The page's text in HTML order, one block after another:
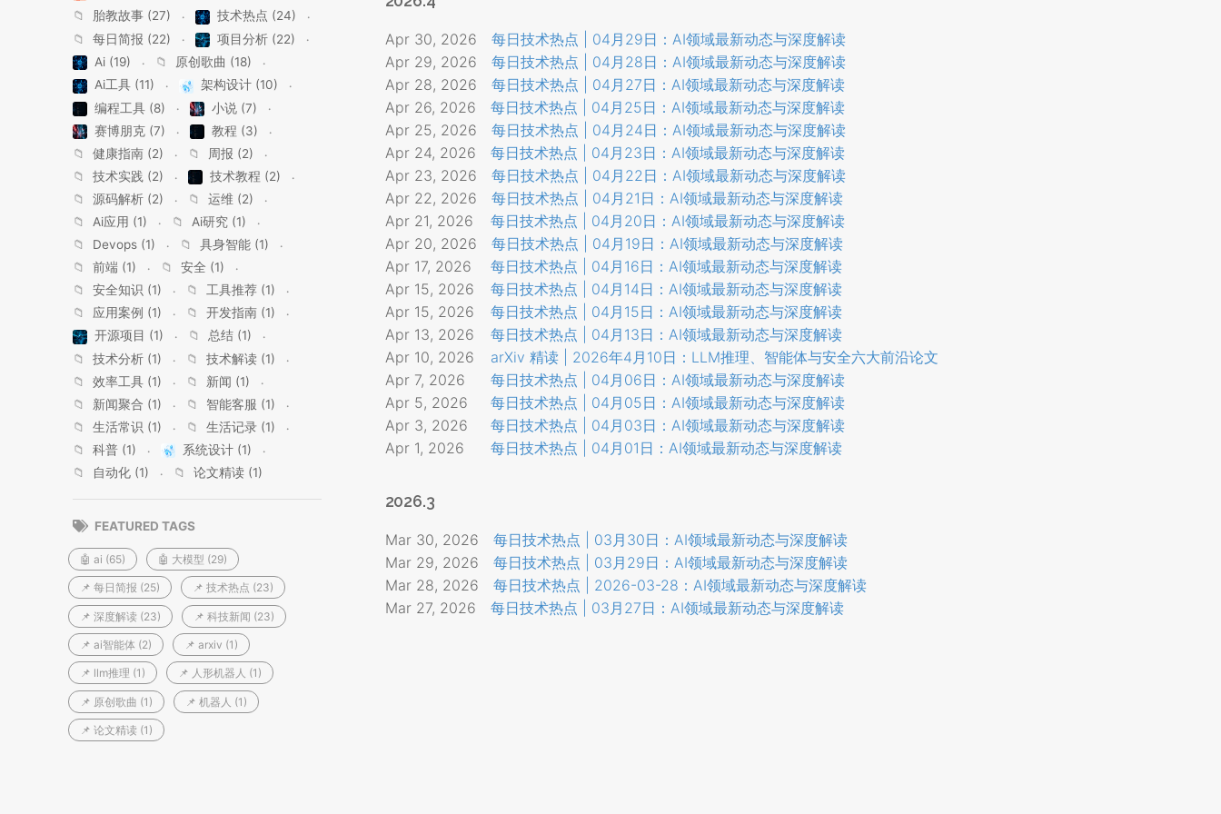
📁
胎教故事 (27)
技术热点 (24)
📁
每日简报 (22)
项目分析 (22)
Ai (19)
📁
原创歌曲 (18)
Ai工具 (11)
架构设计 (10)
编程工具 (8)
小说 (7)
赛博朋克 (7)
教程 (3)
📁
健康指南 (2) 📁
周报 (2)
📁
技术实践 (2)
技术教程 (2)
📁
源码解析 (2) 📁
运维 (2)
📁
Ai应用 (1) 📁
Ai研究 (1)
📁
Devops (1) 📁
具身智能 (1)
📁
前端 (1) 📁
安全 (1)
📁
安全知识 (1) 📁
工具推荐 (1)
📁
应用案例 (1) 📁
开发指南 (1)
开源项目 (1)
📁
总结 (1)
📁
技术分析 (1) 📁
技术解读 (1)
📁
效率工具 (1) 📁
新闻 (1)
📁
新闻聚合 (1) 📁
智能客服 (1)
📁
生活常识 (1) 📁
生活记录 (1)
📁
科普 (1)
系统设计 (1)
📁
自动化 (1) 📁 论文精读 (1)
FEATURED TAGS
🤖 ai (65) 🤖 大模型 (29)
📌 每日简报 (25) 📌 技术热点 (23)
📌 深度解读 (23) 📌 科技新闻 (23)
📌 ai智能体 (2) 📌 arxiv (1)
📌 llm推理 (1) 📌 人形机器人 (1)
📌 原创歌曲 (1) 📌 机器人 (1)
📌 论文精读 (1)
Apr 30, 2026
每日技术热点 | 04月29日：AI领域最新动态与深度解读
Apr 29, 2026
每日技术热点 | 04月28日：AI领域最新动态与深度解读
Apr 28, 2026
每日技术热点 | 04月27日：AI领域最新动态与深度解读
Apr 26, 2026
每日技术热点 | 04月25日：AI领域最新动态与深度解读
Apr 25, 2026
每日技术热点 | 04月24日：AI领域最新动态与深度解读
Apr 24, 2026
每日技术热点 | 04月23日：AI领域最新动态与深度解读
Apr 23, 2026
每日技术热点 | 04月22日：AI领域最新动态与深度解读
Apr 22, 2026
每日技术热点 | 04月21日：AI领域最新动态与深度解读
Apr 21, 2026
每日技术热点 | 04月20日：AI领域最新动态与深度解读
Apr 20, 2026
每日技术热点 | 04月19日：AI领域最新动态与深度解读
Apr 17, 2026
每日技术热点 | 04月16日：AI领域最新动态与深度解读
Apr 15, 2026
每日技术热点 | 04月14日：AI领域最新动态与深度解读
Apr 15, 2026
每日技术热点 | 04月15日：AI领域最新动态与深度解读
Apr 13, 2026
每日技术热点 | 04月13日：AI领域最新动态与深度解读
Apr 10, 2026
arXiv 精读 | 2026年4月10日：LLM推理、智能体与安全六大前沿论文
Apr 7, 2026
每日技术热点 | 04月06日：AI领域最新动态与深度解读
Apr 5, 2026
每日技术热点 | 04月05日：AI领域最新动态与深度解读
Apr 3, 2026
每日技术热点 | 04月03日：AI领域最新动态与深度解读
Apr 1, 2026
每日技术热点 | 04月01日：AI领域最新动态与深度解读
2026.3
Mar 30, 2026
每日技术热点 | 03月30日：AI领域最新动态与深度解读
Mar 29, 2026
每日技术热点 | 03月29日：AI领域最新动态与深度解读
Mar 28, 2026
每日技术热点 | 2026-03-28：AI领域最新动态与深度解读
Mar 27, 2026
每日技术热点 | 03月27日：AI领域最新动态与深度解读